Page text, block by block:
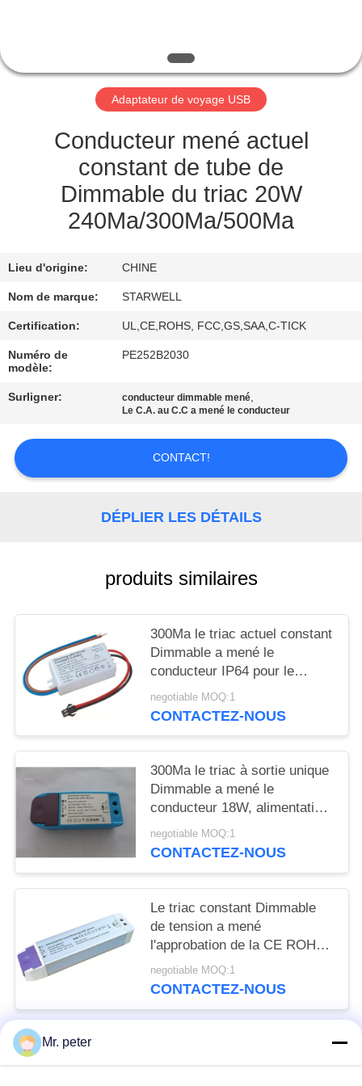
DE
QUALITÉ
CONTACTEZ-
DEMANDEZ
CITATION
PLAN
DU
SITE
POLICY
Adaptateur de voyage USB
Conducteur mené actuel
constant de tube de
Dimmable du triac 20W
240Ma/300Ma/500Ma
Lieu d'origine: CHINE
Nom de marque: STARWELL
Certification: UL,CE,ROHS, FCC,GS,SAA,C-TICK
Numéro de
modèle:
PE252B2030
Surligner: conducteur dimmable mené,
Le C.A. au C.C a mené le conducteur
CONTACT!
DÉPLIER LES DÉTAILS
produits similaires
300Ma le triac actuel constant
Dimmable a mené le
conducteur IP64 pour le
voyant de 7W LED
negotiable MOQ:1
CONTACTEZ-NOUS
300Ma le triac à sortie unique
Dimmable a mené le
conducteur 18W, alimentation
d'énergie menée actuelle
constante
negotiable MOQ:1
CONTACTEZ-NOUS
Le triac constant Dimmable
de tension a mené
l'approbation de la CE ROHS
d'en 61347-1 du conducteur
12V 50W
negotiable MOQ:1
CONTACTEZ-NOUS
Catégories populaires
Mr. peter